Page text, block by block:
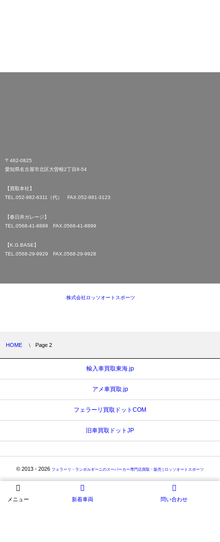
〒462-0825
愛知県名古屋市北区大曽根2丁目8-54
【買取本社】
TEL.052-982-6311（代） FAX.052-981-3123
【春日井ガレージ】
TEL.0568-41-8889 FAX.0568-41-8899
【K.G.BASE】
TEL.0568-29-9929 FAX.0568-29-9928
株式会社ロッソオートスポーツ
HOME Page 2
輸入車買取東海.jp
アメ車買取.jp
フェラーリ買取ドットCOM
旧車買取ドットJP
© 2013 - 2026 フェラーリ・ランボルギーニのスーパーカー専門店買取・販売 | ロッソオートスポーツ
メニュー 新着車両 問い合わせ